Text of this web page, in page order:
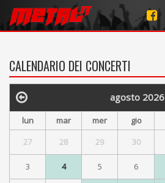
CALENDARIO DEI CONCERTI
agosto 2026
lun mar mer gio
27
28 29 30
3 4 5 6